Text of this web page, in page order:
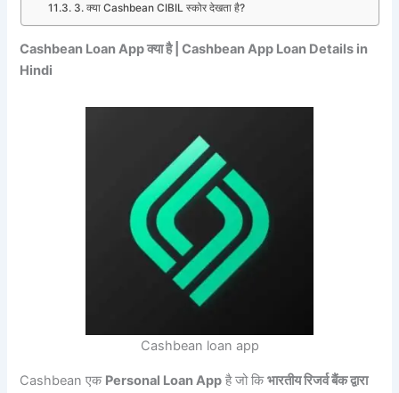
3. क्या Cashbean CIBIL स्कोर देखता है?
Cashbean Loan App क्या है | Cashbean App Loan Details in
Hindi
Cashbean loan app
Cashbean एक Personal Loan App है जो किभारतीय रिजर्व बैंक द्वारा